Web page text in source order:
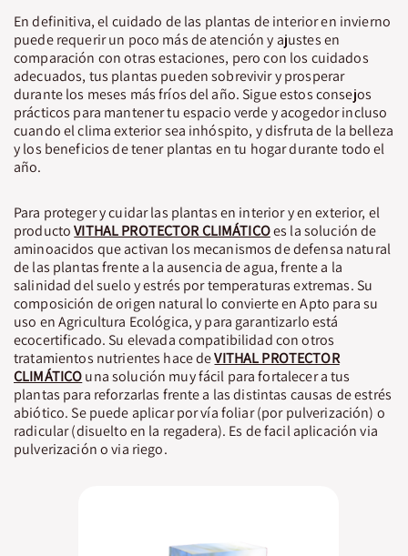
En definitiva, el cuidado de las plantas de interior en invierno
puede requerir un poco más de atención y ajustes en
comparación con otras estaciones, pero con los cuidados
adecuados, tus plantas pueden sobrevivir y prosperar
durante los meses más fríos del año. Sigue estos consejos
prácticos para mantener tu espacio verde y acogedor incluso
cuando el clima exterior sea inhóspito, y disfruta de la belleza
y los beneficios de tener plantas en tu hogar durante todo el
año.
Para proteger y cuidar las plantas en interior y en exterior, el
productoVITHAL PROTECTOR CLIMÁTICOes la solución de
aminoacidos que activan los mecanismos de defensa natural
de las plantas frente a la ausencia de agua, frente a la
salinidad del suelo y estrés por temperaturas extremas. Su
composición de origen natural lo convierte en Apto para su
uso en Agricultura Ecológica, y para garantizarlo está
ecocertificado. Su elevada compatibilidad con otros
tratamientos nutrientes hace deVITHAL PROTECTOR
CLIMÁTICOuna solución muy fácil para fortalecer a tus
plantas para reforzarlas frente a las distintas causas de estrés
abiótico. Se puede aplicar por vía foliar (por pulverización) o
radicular (disuelto en la regadera). Es de facil aplicación via
pulverización o via riego.